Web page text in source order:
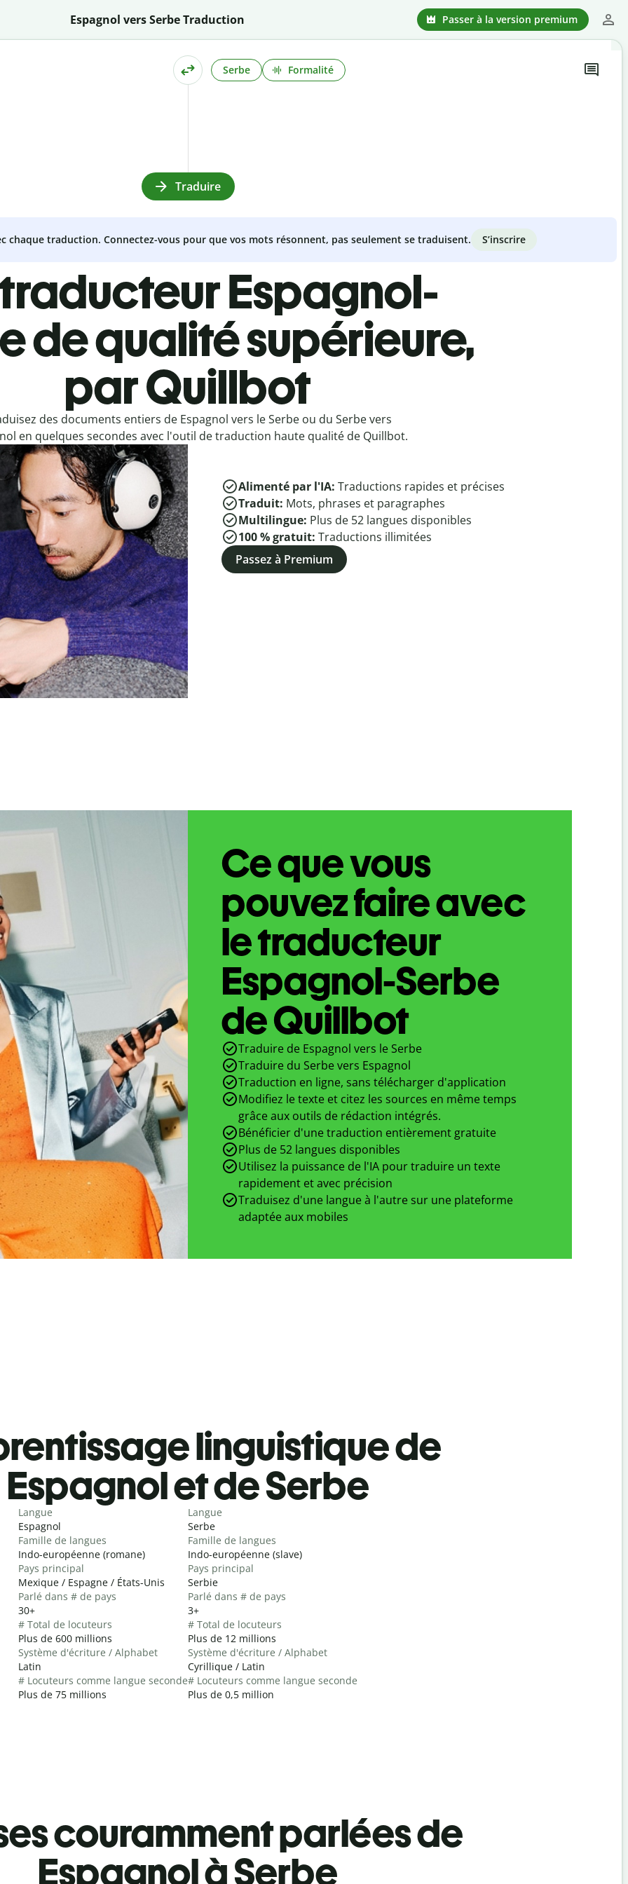
Espagnol vers Serbe Traduction Passer à la version premium
Serbe Formalité
Traduire
chaque traduction. Connectez-vous pour que vos mots résonnent, pas seulement se traduisent. S’inscrire
Espagnol-
de qualité supérieure,
par Quillbot
des documents entiers de Espagnol vers le Serbe ou du Serbe vers
en quelques secondes avec l'outil de traduction haute qualité de Quillbot.
Alimenté par l'IA: Traductions rapides et précises
Traduit: Mots, phrases et paragraphes
Multilingue: Plus de 52 langues disponibles
100 % gratuit: Traductions illimitées
Passez à Premium
Ce que vous
pouvez faire avec
le traducteur
Espagnol-Serbe
de Quillbot
Traduire de Espagnol vers le Serbe
Traduire du Serbe vers Espagnol
Traduction en ligne, sans télécharger d'application
Modifiez le texte et citez les sources en même temps
grâce aux outils de rédaction intégrés.
Bénéficier d'une traduction entièrement gratuite
Plus de 52 langues disponibles
Utilisez la puissance de l'IA pour traduire un texte
rapidement et avec précision
Traduisez d'une langue à l'autre sur une plateforme
adaptée aux mobiles
linguistique de
Espagnol et de Serbe
Langue
Espagnol
Famille de langues
Indo-européenne (romane)
Pays principal
Mexique / Espagne / États-Unis
Parlé dans # de pays
30+
# Total de locuteurs
Plus de 600 millions
Système d'écriture / Alphabet
Latin
# Locuteurs comme langue seconde
Plus de 75 millions
Langue
Serbe
Famille de langues
Indo-européenne (slave)
Pays principal
Serbie
Parlé dans # de pays
3+
# Total de locuteurs
Plus de 12 millions
Système d'écriture / Alphabet
Cyrillique / Latin
# Locuteurs comme langue seconde
Plus de 0,5 million
couramment parlées de
Espagnol à Serbe